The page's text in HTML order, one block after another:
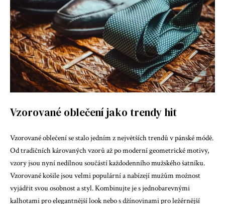
Vzorované oblečení jako trendy hit
Vzorované oblečení se stalo jedním z největších trendů v pánské módě.
Od tradičních károvaných vzorů až po moderní geometrické motivy,
vzory jsou nyní nedílnou součástí každodenního mužského šatníku.
Vzorované košile jsou velmi populární a nabízejí mužům možnost
vyjádřit svou osobnost a styl. Kombinujte je s jednobarevnými
kalhotami pro elegantnější look nebo s džínovinami pro ležérnější